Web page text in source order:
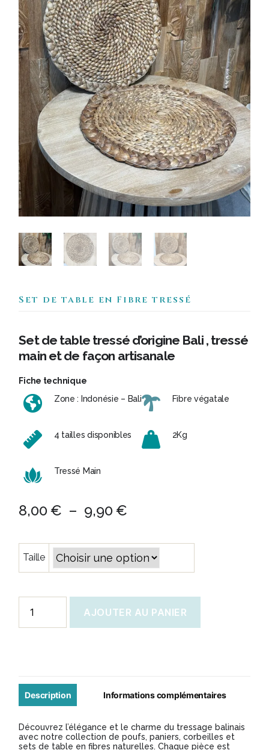
Set de table en Fibre tressé
Set de table tressé d’origine Bali , tressé
main et de façon artisanale
Fiche technique
Zone : Indonésie – Bali
4 tailles disponibles
Tressé Main
Fibre végatale
2Kg
8,00€ – 9,90€Plage
prix :
8,00 €
à
9,90 €
Taille
en
tressé
AJOUTER AU PANIER
Description Informations complémentaires
Découvrez l’élégance et le charme du tressage balinais
avec notre collection de poufs, paniers, corbeilles et
sets de table en fibres naturelles. Chaque pièce est